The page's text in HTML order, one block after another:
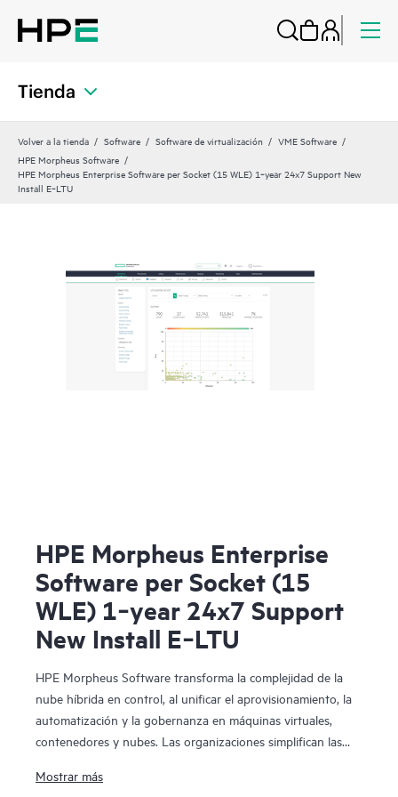
Tienda
Volver a la tienda Software Software de virtualización
VME Software
HPE Morpheus Software
HPE Morpheus Enterprise Software per Socket (15 WLE) 1‑year 24x7 Support New
Install E‑LTU
HPE Morpheus Enterprise
Software per Socket (15
WLE) 1‑year 24x7 Support
New Install E‑LTU
HPE Morpheus Software transforma la complejidad de la
nube híbrida en control, al unificar el aprovisionamiento, la
automatización y la gobernanza en máquinas virtuales,
contenedores y nubes. Las organizaciones simplifican las
previsibilidad económica mediante el autoservicio y una ruta
Mostrar más